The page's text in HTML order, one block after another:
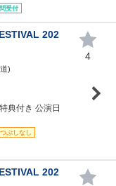
受付
202
)
典付き 公演日
ぶしなし
4
202